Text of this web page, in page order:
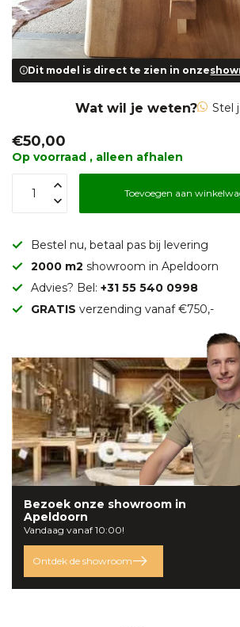
Dit model is direct te zien in onze
Wat wil je weten? Stel
€50,00
Op voorraad , alleen afhalen
Toevoegen aan
Bestel nu, betaal pas bij levering
2000 m2 showroom in Apeldoorn
Advies? Bel: +31 55 540 0998
GRATIS verzending vanaf €750,-
Bezoek onze showroom in
Apeldoorn
Vandaag vanaf 10:00!
Ontdek de showroom